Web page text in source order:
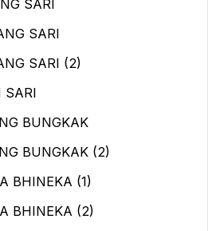
SARI
SARI
SARI (2)
SARI
BUNGKAK
BUNGKAK (2)
BHINEKA (1)
BHINEKA (2)